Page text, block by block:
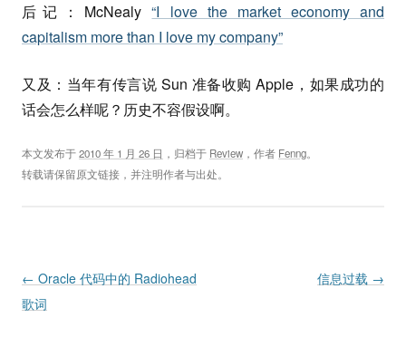
后记：McNealy“I love the market economy and
capitalism more than I love my company”
又及：当年有传言说 Sun 准备收购 Apple，如果成功的
话会怎么样呢？历史不容假设啊。
本文发布于2010 年 1 月 26 日 ，归档于 Review ，作者 Fenng。
转载请保留原文链接，并注明作者与出处。
Post navigation
← Oracle 代码中的 Radiohead
歌词
信息过载 →